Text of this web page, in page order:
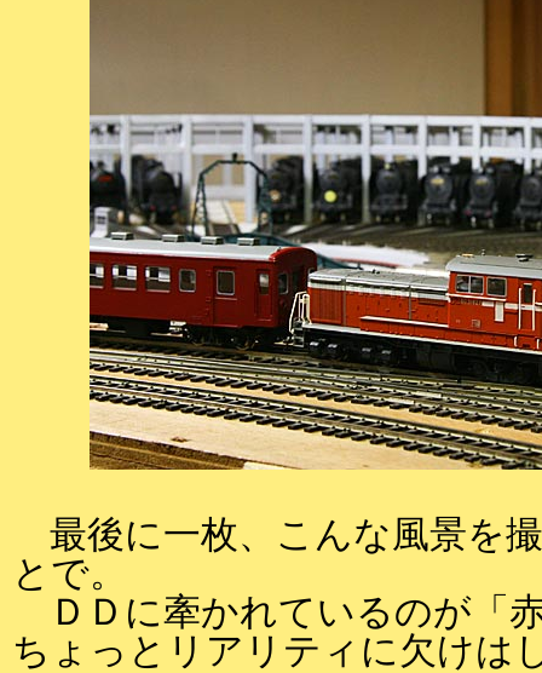
最後に一枚、こんな風景を
とで。
ＤＤに牽かれているのが「
ちょっとリアリティに欠けは